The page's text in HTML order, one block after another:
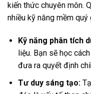
kiến thức chuyên môn.
nhiều kỹ năng mềm quý
Kỹ năng phân tích
liệu. Bạn sẽ học
đưa ra quyết định
Tư duy sáng tạo: